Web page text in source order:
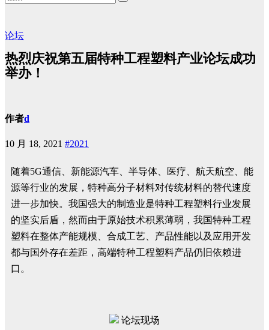
论坛
热烈庆祝第五届特种工程塑料产业论坛成功
举办！
作者d
10 月 18, 2021 #2021
随着5G通信、新能源汽车、半导体、医疗、航天航空、能
源等行业的发展，特种高分子材料对传统材料的替代速度
进一步加快。我国强大的制造业是特种工程塑料行业发展
的坚实后盾，然而由于原始技术积累薄弱，我国特种工程
塑料在整体产能规模、合成工艺、产品性能以及应用开发
都与国外存在差距，高端特种工程塑料产品仍旧依赖进
口。
论坛现场